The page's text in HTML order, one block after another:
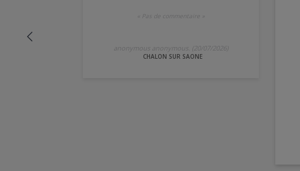
Pas de commentaire
anonymous anonymous. (20/07/2026)
CHALON SUR SAONE